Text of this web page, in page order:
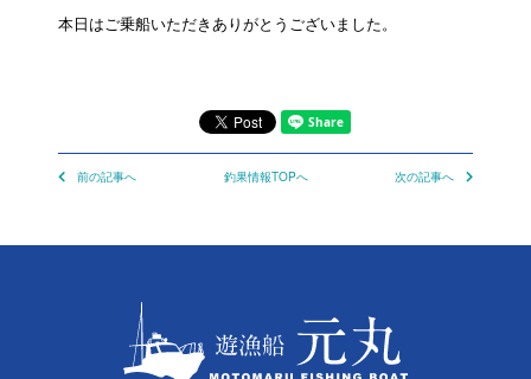
本日はご乗船いただきありがとうございました。
前の記事へ 釣果情報TOPへ 次の記事へ